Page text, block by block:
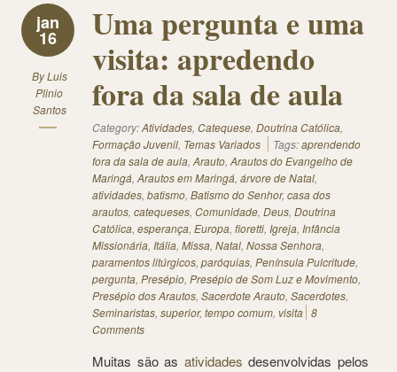
jan
16
ByLuis
Plinio
Santos
Uma pergunta e uma
visita: apredendo
fora da sala de aula
Category:Atividades, Catequese, Doutrina Católica,
Formação Juvenil, Temas Variados Tags:aprendendo
fora da sala de aula, Arauto, Arautos do Evangelho de
Maringá, Arautos em Maringá, árvore de Natal,
atividades, batismo, Batismo do Senhor, casa dos
arautos, catequeses, Comunidade, Deus, Doutrina
Católica, esperança, Europa, fioretti, Igreja, Infância
Missionária, Itália, Missa, Natal, Nossa Senhora,
paramentos litúrgicos, paróquias, Península Pulcritude,
pergunta, Presépio, Presépio de Som Luz e Movimento,
Presépio dos Arautos, Sacerdote Arauto, Sacerdotes,
Seminaristas, superior, tempo comum, visita 8
Comments
Muitas são as atividades desenvolvidas pelos